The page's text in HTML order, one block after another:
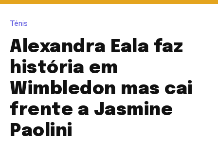
Ténis
Alexandra Eala faz
história em
Wimbledon mas cai
frente a Jasmine
Paolini